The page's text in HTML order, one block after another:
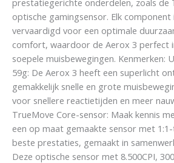
optische gamingsensor. Elk component
vervaardigd voor een optimale
comfort, waardoor de Aerox 3 perfect
soepele muisbewegingen. Kenmerken:
59g: De Aerox 3 heeft een superlicht
gemakkelijk snelle en grote
voor snellere reactietijden en meer
TrueMove Core-sensor: Maak kennis
een op maat gemaakte sensor met
beste prestaties, gemaakt in
Deze optische sensor met 8.500CPI,